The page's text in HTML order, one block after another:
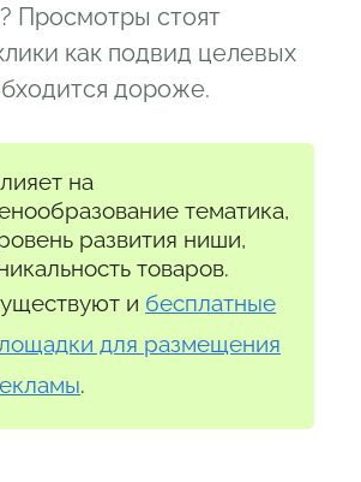
Просмотры стоят
как подвид целевых
дороже.
на
тематика,
развития ниши,
товаров.
и бесплатные
для размещения
.